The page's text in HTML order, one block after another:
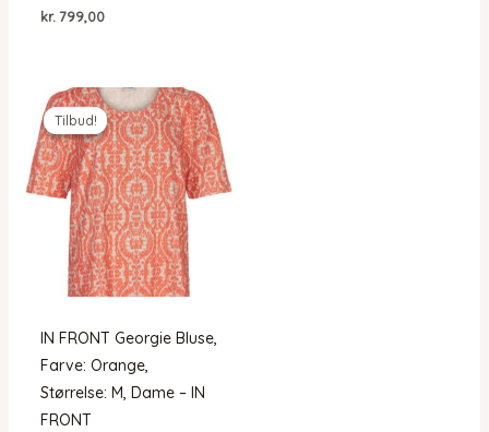
kr.799,00
Tilbud!
Tilbud!
IN FRONT Georgie Bluse,
Farve: Orange,
Størrelse: M, Dame – IN
FRONT